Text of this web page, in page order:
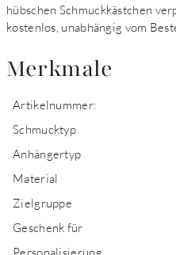
hübschen Schmuckkästchen
kostenlos, unabhängig vom
Merkmale
Artikelnummer:
Schmucktyp
Anhängertyp
Material
Zielgruppe
Geschenk für
Personalisierung